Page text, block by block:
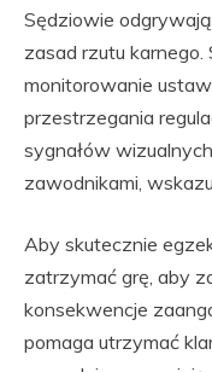
Sędziowie
zasad rzutu
monitorowanie
przestrzegania
sygnałów
zawodnikami,
Aby skutecznie
zatrzymać grę, aby
konsekwencje
pomaga utrzymać